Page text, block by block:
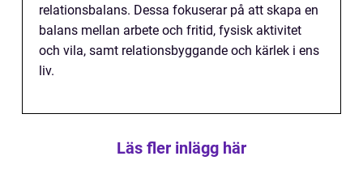
relationsbalans. Dessa fokuserar på att skapa en
balans mellan arbete och fritid, fysisk aktivitet
och vila, samt relationsbyggande och kärlek i ens
liv.
Läs fler inlägg här